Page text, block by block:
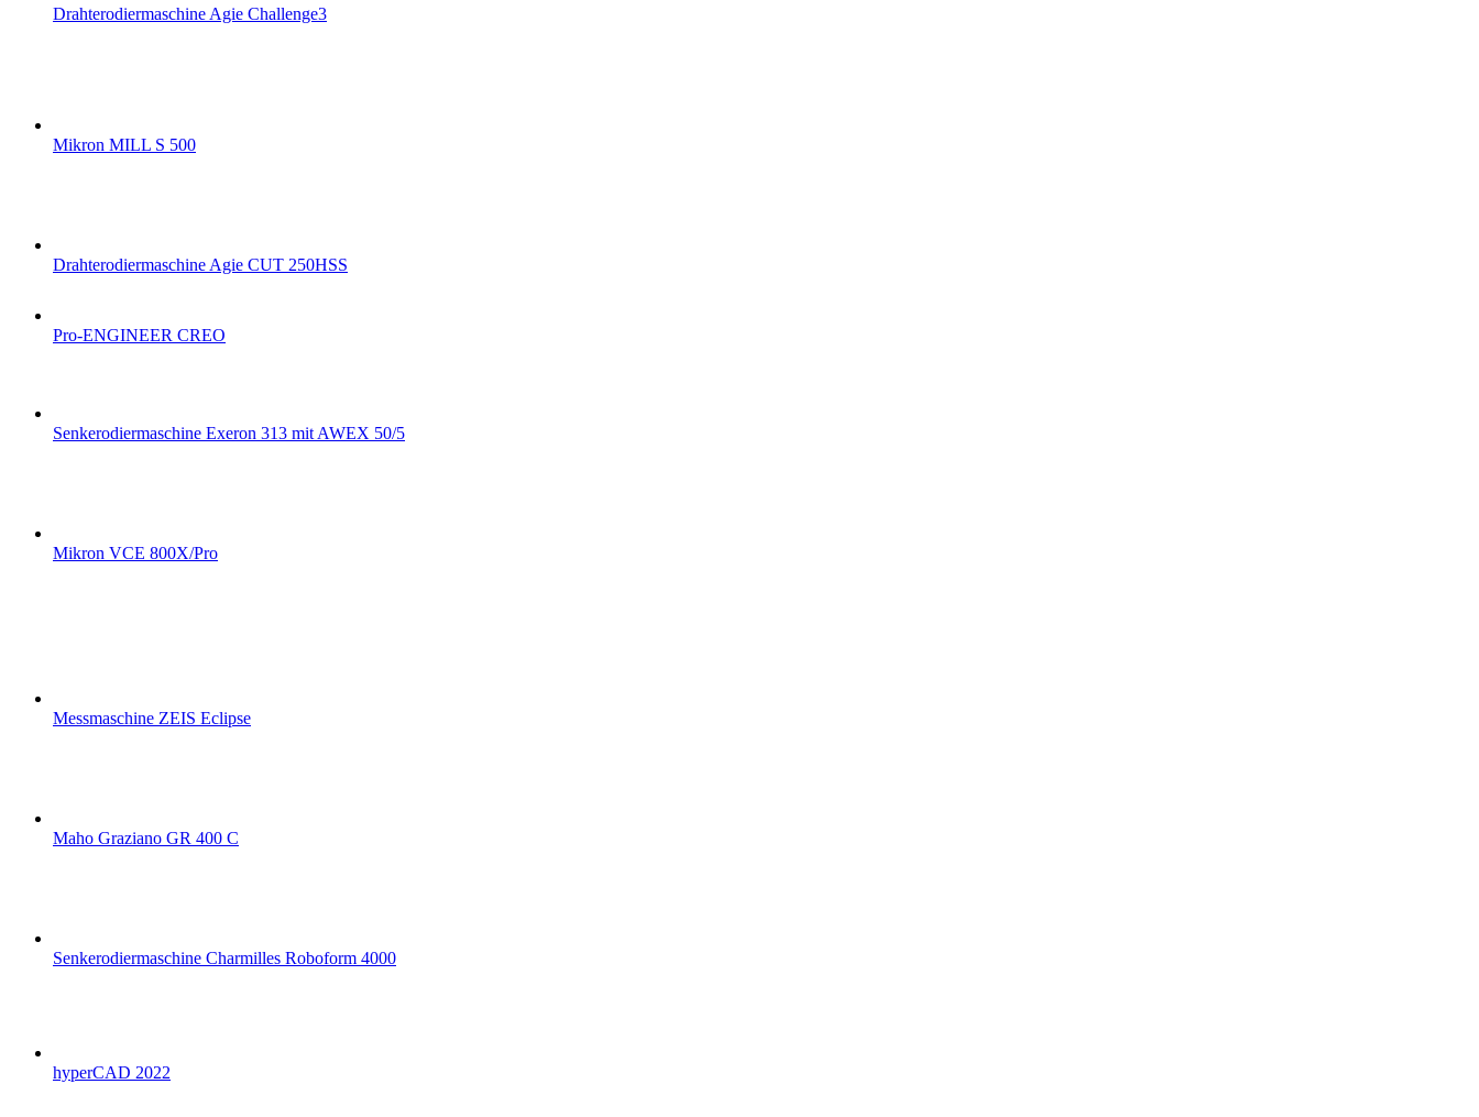
Drahterodiermaschine Agie Challenge3
Mikron MILL S 500
Drahterodiermaschine Agie CUT 250HSS
Pro-ENGINEER CREO
Senkerodiermaschine Exeron 313 mit AWEX 50/5
Mikron VCE 800X/Pro
Messmaschine ZEIS Eclipse
Maho Graziano GR 400 C
Senkerodiermaschine Charmilles Roboform 4000
hyperCAD 2022